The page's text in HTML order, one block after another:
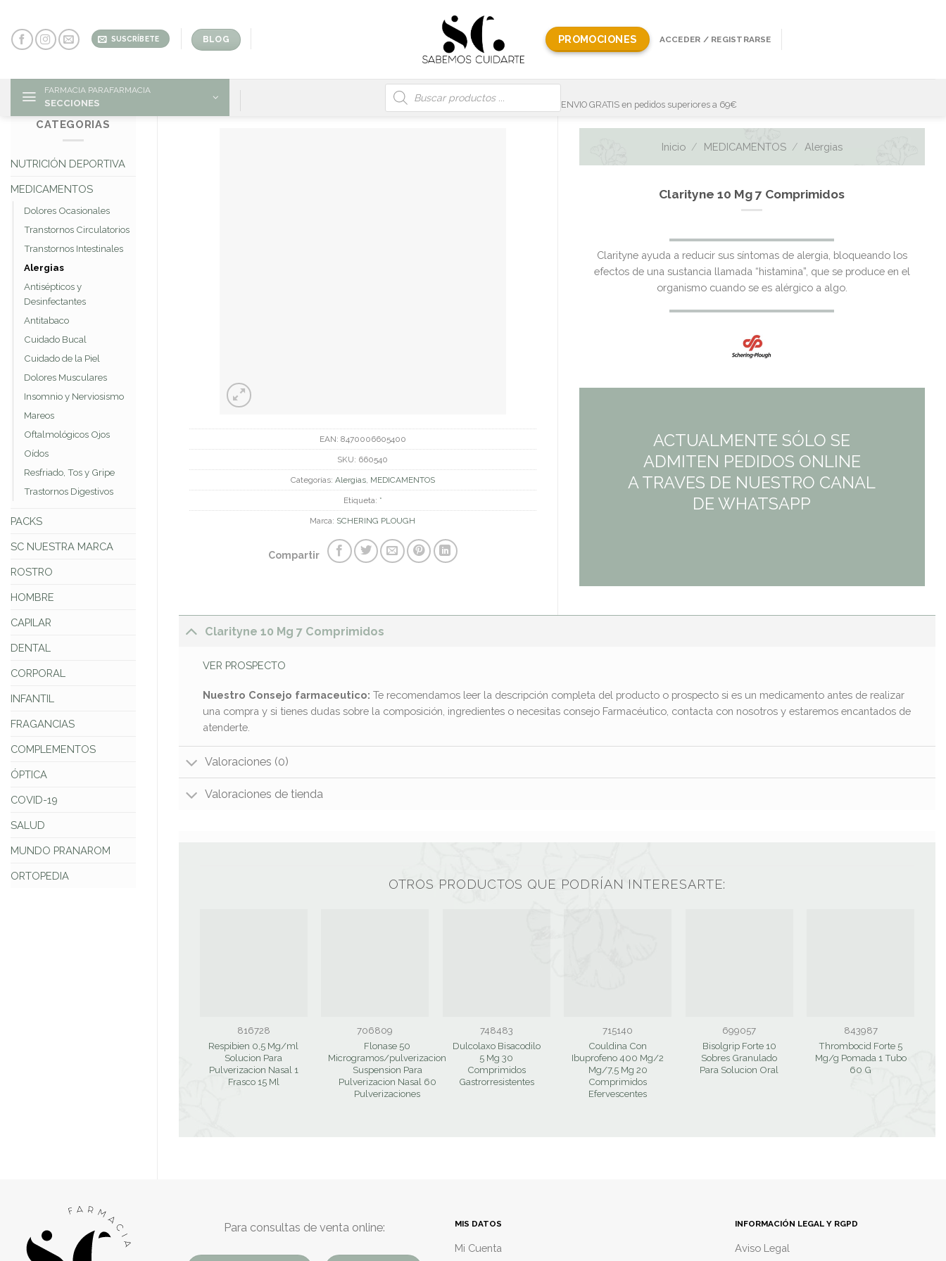
content
SUSCRÍBETE BLOG PROMOCIONES ACCEDER / REGISTRARSE
FARMACIA PARAFARMACIA
SECCIONES
Búsqueda
de
productos
ENVIO GRATIS en pedidos superiores a 69€
CATEGORIAS
NUTRICIÓN DEPORTIVA
MEDICAMENTOS
Dolores Ocasionales
Transtornos Circulatorios
Transtornos Intestinales
Alergias
Antisépticos y
Desinfectantes
Antitabaco
Cuidado Bucal
Cuidado de la Piel
Dolores Musculares
Insomnio y Nerviosismo
Mareos
Oftalmológicos Ojos
Oídos
Resfriado, Tos y Gripe
Trastornos Digestivos
PACKS
SC NUESTRA MARCA
ROSTRO
HOMBRE
CAPILAR
DENTAL
CORPORAL
INFANTIL
FRAGANCIAS
COMPLEMENTOS
ÓPTICA
COVID-19
SALUD
MUNDO PRANAROM
ORTOPEDIA
EAN: 8470006605400
SKU: 660540
Categorías: Alergias, MEDICAMENTOS
Etiqueta: *
Marca: SCHERING PLOUGH
Compartir
Inicio / MEDICAMENTOS / Alergias
Clarityne 10 Mg 7 Comprimidos
El
precio
original
era:
5,46€.
El
precio
actual
es:
4,91€.
Clarityne ayuda a reducir sus síntomas de alergia, bloqueando los
efectos de una sustancia llamada “histamina”, que se produce en el
organismo cuando se es alérgico a algo.
ACTUALMENTE SÓLO SE
ADMITEN PEDIDOS ONLINE
A TRAVES DE NUESTRO CANAL
DE WHATSAPP
Clarityne 10 Mg 7 Comprimidos
VER PROSPECTO
Nuestro Consejo farmaceutico: Te recomendamos leer la descripción completa del producto o prospecto si es un medicamento antes de realizar
una compra y si tienes dudas sobre la composición, ingredientes o necesitas consejo Farmacéutico, contacta con nosotros y estaremos encantados de
atenderte.
Valoraciones (0)
Valoraciones de tienda
OTROS PRODUCTOS QUE PODRÍAN INTERESARTE:
816728
Respibien 0,5 Mg/ml
Solucion Para
Pulverizacion Nasal 1
Frasco 15 Ml
706809
Flonase 50
Microgramos/pulverizacion
Suspension Para
Pulverizacion Nasal 60
Pulverizaciones
748483
Dulcolaxo Bisacodilo
5 Mg 30
Comprimidos
Gastrorresistentes
715140
Couldina Con
Ibuprofeno 400 Mg/2
Mg/7,5 Mg 20
Comprimidos
Efervescentes
699057
Bisolgrip Forte 10
Sobres Granulado
Para Solucion Oral
843987
Thrombocid Forte 5
Mg/g Pomada 1 Tubo
60 G
Para consultas de venta online: MIS DATOS
Mi Cuenta
INFORMACIÓN LEGAL Y RGPD
Aviso Legal